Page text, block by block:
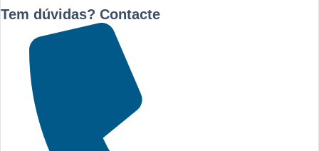
Tem dúvidas? Contacte